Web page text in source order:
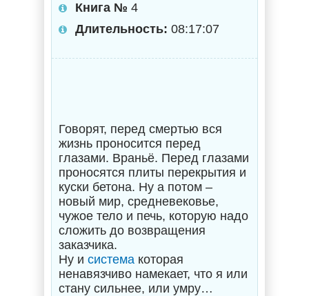
Книга № 4
Длительность: 08:17:07
Говорят, перед смертью вся
жизнь проносится перед
глазами. Враньё. Перед глазами
проносятся плиты перекрытия и
куски бетона. Ну а потом –
новый мир, средневековье,
чужое тело и печь, которую надо
сложить до возвращения
заказчика.
Ну и система которая
ненавязчиво намекает, что я или
стану сильнее, или умру…